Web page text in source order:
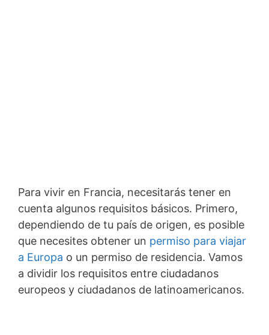
Para vivir en Francia, necesitarás tener en
cuenta algunos requisitos básicos. Primero,
dependiendo de tu país de origen, es posible
que necesites obtener un permiso para viajar
a Europa o un permiso de residencia. Vamos
a dividir los requisitos entre ciudadanos
europeos y ciudadanos de latinoamericanos.